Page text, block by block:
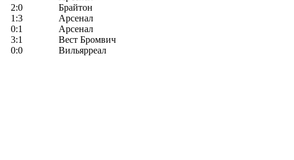
2:0
Брайтон
1:3
Арсенал
0:1
Арсенал
3:1
Вест Бромвич
0:0
Вильярреал